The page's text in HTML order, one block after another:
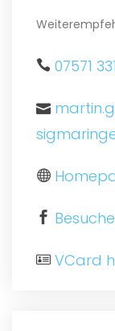
07571
VCard